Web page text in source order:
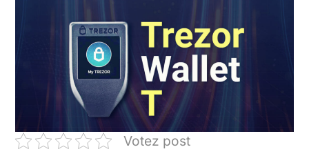
Votez post